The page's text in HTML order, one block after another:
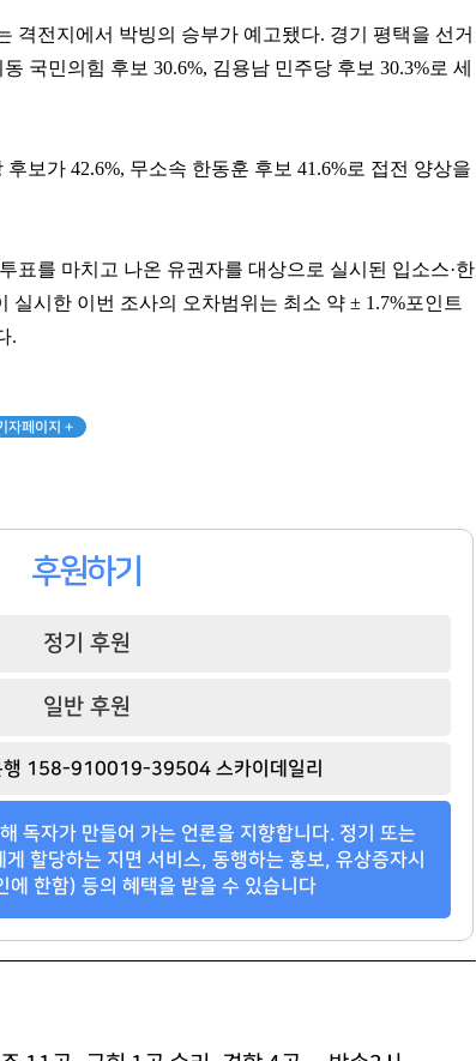
격전지에서 박빙의 승부가 예고됐다. 경기 평택을 선거
국민의힘 후보 30.6%, 김용남 민주당 후보 30.3%로 세
보가 42.6%, 무소속 한동훈 후보 41.6%로 접전 양상을
표를 마치고 나온 유권자를 대상으로 실시된 입소스·한
실시한 이번 조사의 오차범위는 최소 약 ± 1.7%포인트
.
자페이지 +
후원하기
정기 후원
일반 후원
행 158-910019-39504 스카이데일리
독자가 만들어 가는 언론을 지향합니다. 정기 또는
할당하는 지면 서비스, 동행하는 홍보, 유상증자시
에 한함) 등의 혜택을 받을 수 있습니다